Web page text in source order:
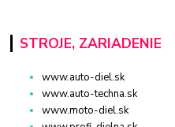
STROJE, ZARIADENIE
www.auto-diel.sk
www.auto-techna.sk
www.moto-diel.sk